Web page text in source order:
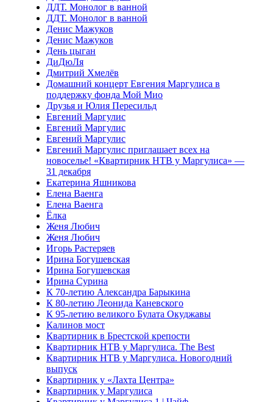
ДДТ. Монолог в ванной
ДДТ. Монолог в ванной
Денис Мажуков
Денис Мажуков
День цыган
ДиДюЛя
Дмитрий Хмелёв
Домашний концерт Евгения Маргулиса в
поддержку фонда Мой Мио
Друзья и Юлия Пересильд
Евгений Маргулис
Евгений Маргулис
Евгений Маргулис
Евгений Маргулис приглашает всех на
новоселье! «Квартирник НТВ у Маргулиса» —
31 декабря
Екатерина Яшникова
Елена Ваенга
Елена Ваенга
Ёлка
Женя Любич
Женя Любич
Игорь Растеряев
Ирина Богушевская
Ирина Богушевская
Ирина Сурина
К 70-летию Александра Барыкина
К 80-летию Леонида Каневского
К 95-летию великого Булата Окуджавы
Калинов мост
Квартирник в Брестской крепости
Квартирник НТВ у Маргулиса. The Best
Квартирник НТВ у Маргулиса. Новогодний
выпуск
Квартирник у «Лахта Центра»
Квартирник у Маргулиса